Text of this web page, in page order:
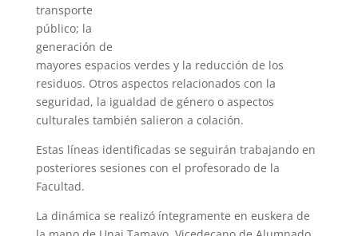
transporte
público; la
generación de
mayores espacios verdes y la reducción de los
residuos. Otros aspectos relacionados con la
seguridad, la igualdad de género o aspectos
culturales también salieron a colación.
Estas líneas identificadas se seguirán trabajando en
posteriores sesiones con el profesorado de la
Facultad.
La dinámica se realizó íntegramente en euskera de